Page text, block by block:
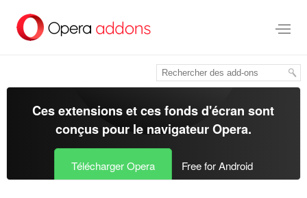
contenu
Ces extensions et ces fonds d'écran sont
conçus pour le navigateur Opera.
Télécharger Opera Free for Android